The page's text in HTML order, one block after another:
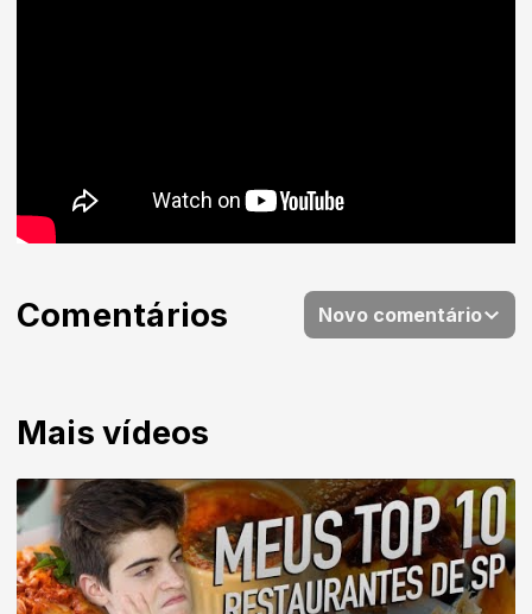
Mais vídeos
Comentários Novo comentário